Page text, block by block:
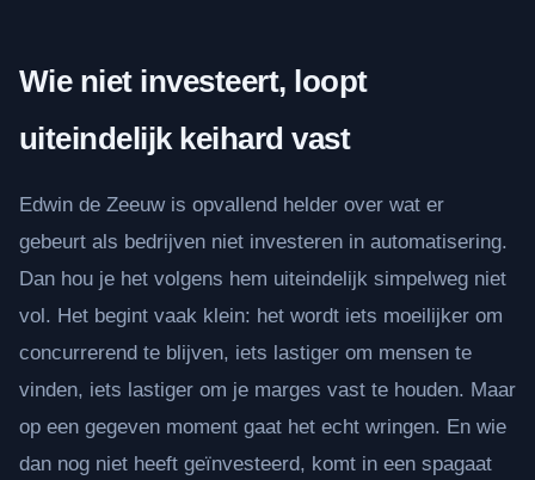
Wie niet investeert, loopt
uiteindelijk keihard vast
Edwin de Zeeuw is opvallend helder over wat er
gebeurt als bedrijven niet investeren in automatisering.
Dan hou je het volgens hem uiteindelijk simpelweg niet
vol. Het begint vaak klein: het wordt iets moeilijker om
concurrerend te blijven, iets lastiger om mensen te
vinden, iets lastiger om je marges vast te houden. Maar
op een gegeven moment gaat het echt wringen. En wie
dan nog niet heeft geïnvesteerd, komt in een spagaat